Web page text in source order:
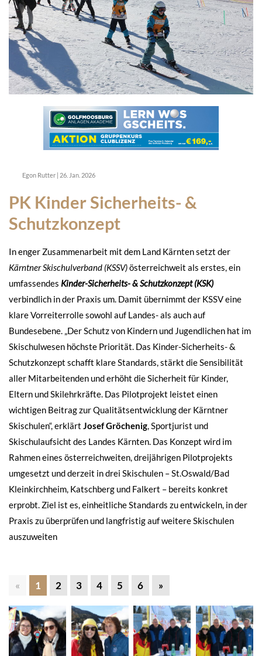
Egon Rutter | 26. Jan. 2026
PK Kinder Sicherheits- &
Schutzkonzept
In enger Zusammenarbeit mit dem Land Kärnten setzt der
Kärntner Skischulverband (KSSV)österreichweit als erstes, ein
umfassendes Kinder-Sicherheits- & Schutzkonzept (KSK)
verbindlich in der Praxis um. Damit übernimmt der KSSV eine
klare Vorreiterrolle sowohl auf Landes- als auch auf
Bundesebene. „Der Schutz von Kindern und Jugendlichen hat im
Skischulwesen höchste Priorität. Das Kinder-Sicherheits- &
Schutzkonzept schafft klare Standards, stärkt die Sensibilität
aller Mitarbeitenden und erhöht die Sicherheit für Kinder,
Eltern und Skilehrkräfte. Das Pilotprojekt leistet einen
wichtigen Beitrag zur Qualitätsentwicklung der Kärntner
Skischulen“, erklärt Josef Gröchenig, Sportjurist und
Skischulaufsicht des Landes Kärnten. Das Konzept wird im
Rahmen eines österreichweiten, dreijährigen Pilotprojekts
umgesetzt und derzeit in drei Skischulen – St.Oswald/Bad
Kleinkirchheim, Katschberg und Falkert – bereits konkret
erprobt. Ziel ist es, einheitliche Standards zu entwickeln, in der
Praxis zu überprüfen und langfristig auf weitere Skischulen
auszuweiten
« 1 2 3 4 5 6 »